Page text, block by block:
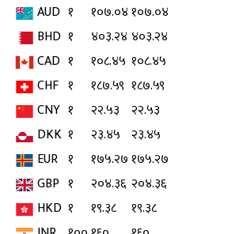
AUD १ १०७.०४१०७.०४
BHD १ ४०३.२४ ४०३.२४
CAD १ १०८.४५ १०८.४५
CHF १ १८७.५९ १८७.५९
CNY १ २२.५३
२२.५३
DKK १ २३.४५ २३.४५
EUR १ १७५.२७१७५.२७
GBP १ २०४.३६ २०४.३६
HKD १ १९.३८
१९.३८